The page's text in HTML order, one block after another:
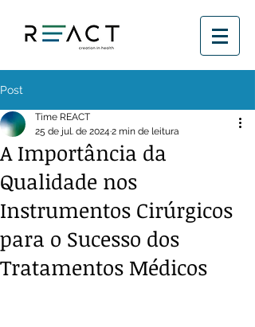
Post
A Importância da
Qualidade nos
Instrumentos Cirúrgicos
para o Sucesso dos
Tratamentos Médicos
Time REACT
25 de jul. de 2024 2 min de leitura